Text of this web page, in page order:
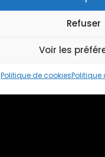
Refuser
Voir les
Politique de cookiesPolitique